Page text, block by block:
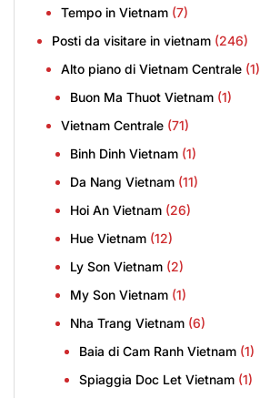
Tempo in Vietnam (7)
Posti da visitare in vietnam (246)
Alto piano di Vietnam Centrale (1)
Buon Ma Thuot Vietnam (1)
Vietnam Centrale (71)
Binh Dinh Vietnam (1)
Da Nang Vietnam (11)
Hoi An Vietnam (26)
Hue Vietnam (12)
Ly Son Vietnam (2)
My Son Vietnam (1)
Nha Trang Vietnam (6)
Baia di Cam Ranh Vietnam (1)
Spiaggia Doc Let Vietnam (1)